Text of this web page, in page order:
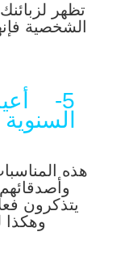
تظهر
الشخصية
5-
هذه
يتذكرون
وهكذا